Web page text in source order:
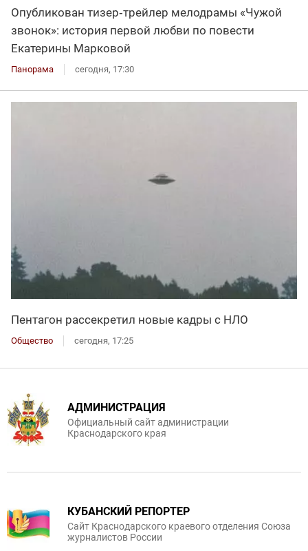
Опубликован тизер‑трейлер мелодрамы «Чужой
звонок»: история первой любви по повести
Екатерины Марковой
Панорама сегодня, 17:30
Пентагон рассекретил новые кадры с НЛО
Общество сегодня, 17:25
АДМИНИСТРАЦИЯ
Официальный сайт администрации
Краснодарского края
КУБАНСКИЙ РЕПОРТЕР
Сайт Краснодарского краевого отделения Союза
журналистов России